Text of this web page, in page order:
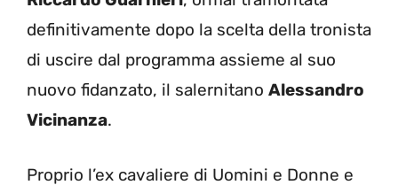
definitivamente dopo la scelta della tronista
di uscire dal programma assieme al suo
nuovo fidanzato, il salernitano Alessandro
Vicinanza.
Proprio l’ex cavaliere di Uomini e Donne e